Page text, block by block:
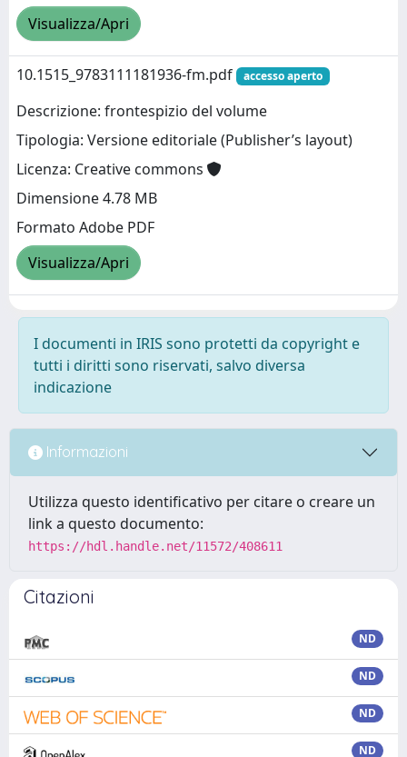
Visualizza/Apri
10.1515_9783111181936-fm.pdf accesso aperto
Descrizione: frontespizio del volume
Tipologia: Versione editoriale (Publisher’s layout)
Licenza: Creative commons
Dimensione 4.78 MB
Formato Adobe PDF
Visualizza/Apri
I documenti in IRIS sono protetti da copyright e
tutti i diritti sono riservati, salvo diversa
indicazione
Informazioni
Utilizza questo identificativo per citare o creare un
link a questo documento:
https://hdl.handle.net/11572/408611
Citazioni
ND
ND
ND
ND